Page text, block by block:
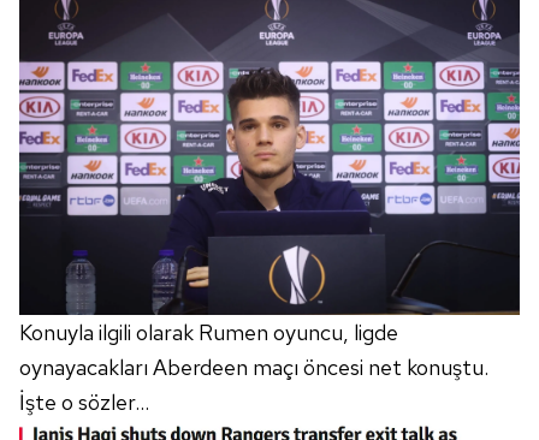
Konuyla ilgili olarak Rumen oyuncu, ligde
oynayacakları Aberdeen maçı öncesi net konuştu.
İşte o sözler...